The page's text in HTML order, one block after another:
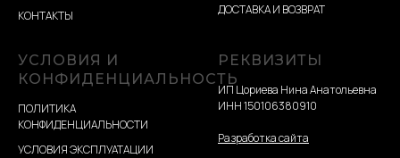
КОНТАКТЫ
ДОСТАВКА И ВОЗВРАТ
УСЛОВИЯ И
КОНФИДЕНЦИАЛЬНОСТЬ
ПОЛИТИКА
КОНФИДЕНЦИАЛЬНОСТИ
УСЛОВИЯ ЭКСПЛУАТАЦИИ
РЕКВИЗИТЫ
ИП Цориева Нина Анатольевна
ИНН 150106380910
Разработка сайта